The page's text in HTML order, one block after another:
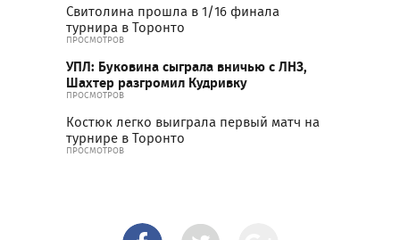
Свитолина прошла в 1/16 финала
турнира в Торонто
ПРОСМОТРОВ
УПЛ: Буковина сыграла вничью с ЛНЗ,
Шахтер разгромил Кудривку
ПРОСМОТРОВ
Костюк легко выиграла первый матч на
турнире в Торонто
ПРОСМОТРОВ